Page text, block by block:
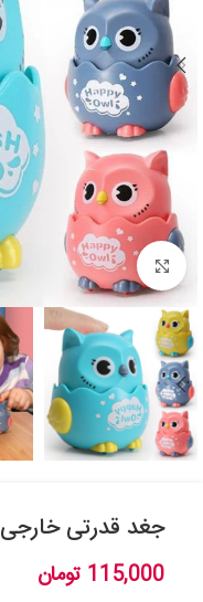
بزرگنمایی تصویر
جغد قدرتی خارجی
115,000 تومان